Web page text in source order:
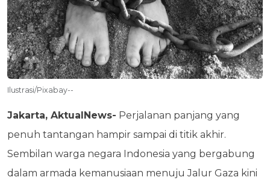
Ilustrasi/Pixabay--
Jakarta, AktualNews- Perjalanan panjang yang
penuh tantangan hampir sampai di titik akhir.
Sembilan warga negara Indonesia yang bergabung
dalam armada kemanusiaan menuju Jalur Gaza kini